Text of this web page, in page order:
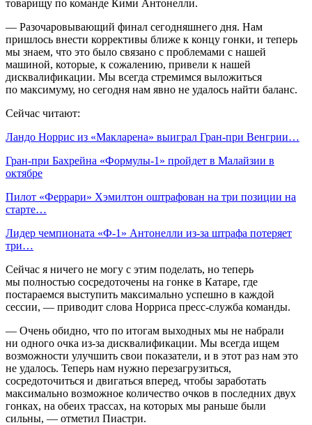
товарищу по команде Кими Антонелли.
— Разочаровывающий финал сегодняшнего дня. Нам
пришлось внести коррективы ближе к концу гонки, и теперь
мы знаем, что это было связано с проблемами с нашей
машиной, которые, к сожалению, привели к нашей
дисквалификации. Мы всегда стремимся выложиться
по максимуму, но сегодня нам явно не удалось найти баланс.
Сейчас читают:
Ландо Норрис из «Макларена» выиграл Гран‑при Венгрии…
Гран‑при Бахрейна «Формулы‑1» пройдет в Малайзии в
октябре
Пилот «Феррари» Хэмилтон оштрафован на три позиции на
старте…
Лидер чемпионата «Ф‑1» Антонелли из‑за штрафа потеряет
три…
Сейчас я ничего не могу с этим поделать, но теперь
мы полностью сосредоточены на гонке в Катаре, где
постараемся выступить максимально успешно в каждой
сессии, — приводит слова Норриса пресс‑служба команды.
— Очень обидно, что по итогам выходных мы не набрали
ни одного очка из‑за дисквалификации. Мы всегда ищем
возможности улучшить свои показатели, и в этот раз нам это
не удалось. Теперь нам нужно перезагрузиться,
сосредоточиться и двигаться вперед, чтобы заработать
максимально возможное количество очков в последних двух
гонках, на обеих трассах, на которых мы раньше были
сильны, — отметил Пиастри.